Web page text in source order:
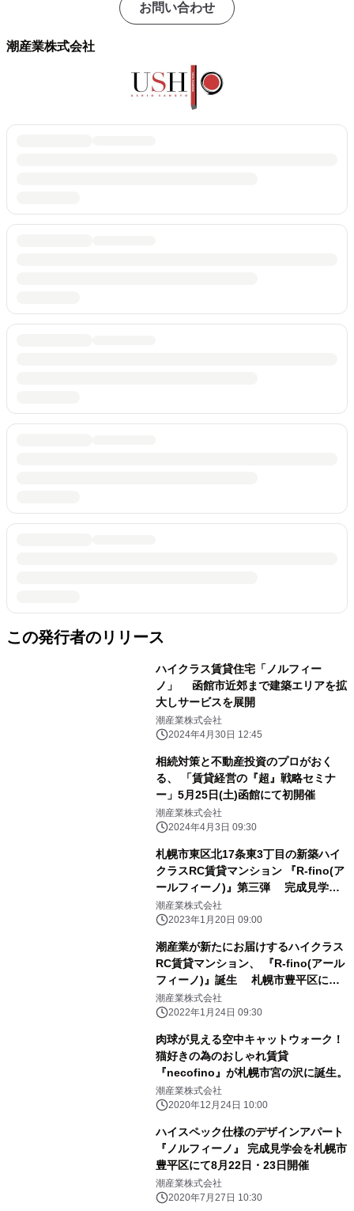
お問い合わせ
潮産業株式会社
この発行者のリリース
ハイクラス賃貸住宅「ノルフィー
ノ」 函館市近郊まで建築エリアを拡
大しサービスを展開
潮産業株式会社
2024年4月30日 12:45
相続対策と不動産投資のプロがおく
る、 「賃貸経営の『超』戦略セミナ
ー」5月25日(土)函館にて初開催
潮産業株式会社
2024年4月3日 09:30
札幌市東区北17条東3丁目の新築ハイ
クラスRC賃貸マンション 『R-fino(ア
ールフィーノ)』第三弾 完成見学会
を2月4日(土)・5日(日)開催
潮産業株式会社
2023年1月20日 09:00
潮産業が新たにお届けするハイクラス
RC賃貸マンション、 『R-fino(アール
フィーノ)』誕生 札幌市豊平区にて
完成見学会を2月19日(土)・20日(日)開
催
潮産業株式会社
2022年1月24日 09:30
肉球が見える空中キャットウォーク！
猫好きの為のおしゃれ賃貸
『necofino』が札幌市宮の沢に誕生。
潮産業株式会社
2020年12月24日 10:00
ハイスペック仕様のデザインアパート
『ノルフィーノ』 完成見学会を札幌市
豊平区にて8月22日・23日開催
潮産業株式会社
2020年7月27日 10:30